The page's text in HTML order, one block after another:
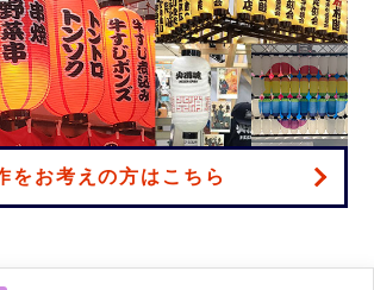
をお考えの方はこちら